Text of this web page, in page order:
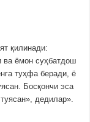
қилинади:
ёмон суҳбатдош
туҳфа беради, ё
Босқончи эса
дедилар».